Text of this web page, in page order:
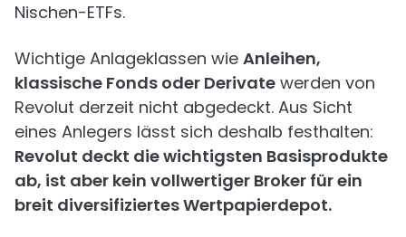
Nischen-ETFs.
Wichtige Anlageklassen wie Anleihen,
klassische Fonds oder Derivate werden von
Revolut derzeit nicht abgedeckt. Aus Sicht
eines Anlegers lässt sich deshalb festhalten:
Revolut deckt die wichtigsten Basisprodukte
ab, ist aber kein vollwertiger Broker für ein
breit diversifiziertes Wertpapierdepot.